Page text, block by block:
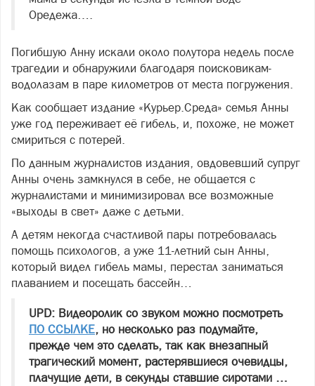
Оредежа….
Погибшую Анну искали около полутора недель после
трагедии и обнаружили благодаря поисковикам-
водолазам в паре километров от места погружения.
Как сообщает издание «Курьер.Среда» семья Анны
уже год переживает её гибель, и, похоже, не может
смириться с потерей.
По данным журналистов издания, овдовевший супруг
Анны очень замкнулся в себе, не общается с
журналистами и минимизировал все возможные
«выходы в свет» даже с детьми.
А детям некогда счастливой пары потребовалась
помощь психологов, а уже 11-летний сын Анны,
который видел гибель мамы, перестал заниматься
плаванием и посещать бассейн…
UPD: Видеоролик со звуком можно посмотреть
ПО ССЫЛКЕ, но несколько раз подумайте,
прежде чем это сделать, так как внезапный
трагический момент, растерявшиеся очевидцы,
плачущие дети, в секунды ставшие сиротами …